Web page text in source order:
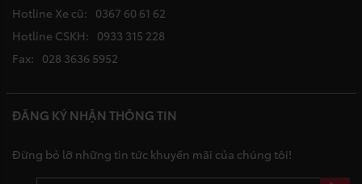
Hotline Xe cũ: 0367 60 61 62
Hotline CSKH: 0933 315 228
Fax: 028 3636 5952
ĐĂNG KÝ NHẬN THÔNG TIN
Đừng bỏ lỡ những tin tức khuyến mãi của chúng tôi!